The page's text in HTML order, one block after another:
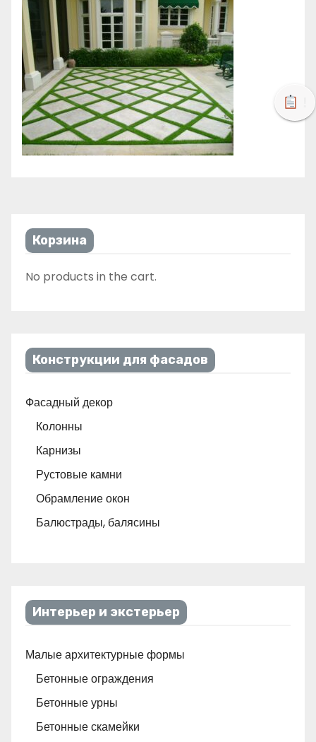
Корзина
No products in the cart.
Конструкции для фасадов
Фасадный декор
Колонны
Карнизы
Рустовые камни
Обрамление окон
Балюстрады, балясины
Интерьер и экстерьер
Малые архитектурные формы
Бетонные ограждения
Бетонные урны
Бетонные скамейки